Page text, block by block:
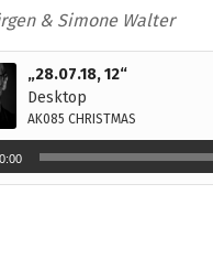
& Simone Walter
„28.07.18, 12“
Desktop
AK085 CHRISTMAS